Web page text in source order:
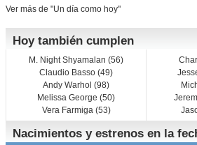
Ver más de "Un día como hoy"
Hoy también cumplen
M. Night Shyamalan (56)
Claudio Basso (49)
Andy Warhol (98)
Melissa George (50)
Vera Farmiga (53)
Nacimientos y estrenos en la